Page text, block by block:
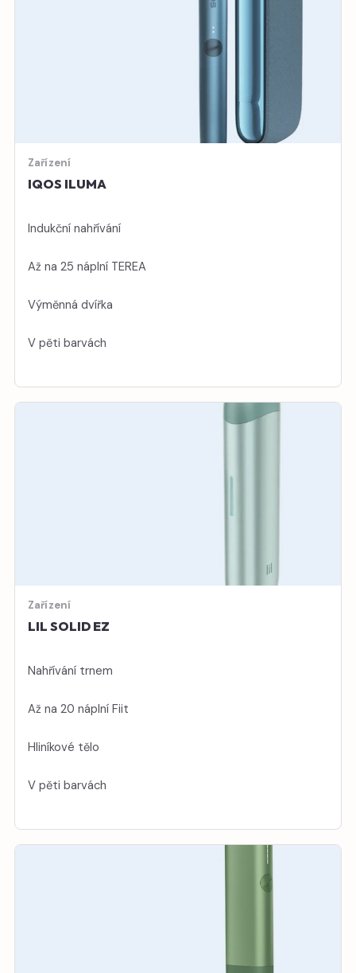
Zařízení
IQOS ILUMA
Indukční nahřívání
Až na 25 náplní TEREA
Výměnná dvířka
V pěti barvách
Zařízení
LIL SOLID EZ
Nahřívání trnem
Až na 20 náplní Fiit
Hliníkové tělo
V pěti barvách